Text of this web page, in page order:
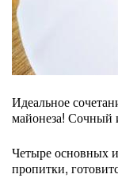
Идеальное
майонеза! Сочный
Четыре основных
пропитки,